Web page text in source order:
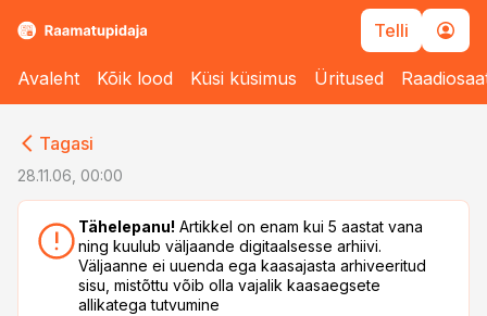
Telli
Avaleht Kõik lood Küsi küsimus Üritused
Tagasi
28.11.06, 00:00
Tähelepanu! Artikkel on enam kui 5 aastat vana
ning kuulub väljaande digitaalsesse arhiivi.
Väljaanne ei uuenda ega kaasajasta arhiveeritud
sisu, mistõttu võib olla vajalik kaasaegsete
allikatega tutvumine